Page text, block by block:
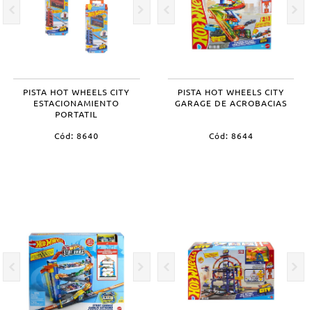
PISTA HOT WHEELS CITY
ESTACIONAMIENTO
PORTATIL
Cód: 8640
PISTA HOT WHEELS CITY
GARAGE DE ACROBACIAS
Cód: 8644